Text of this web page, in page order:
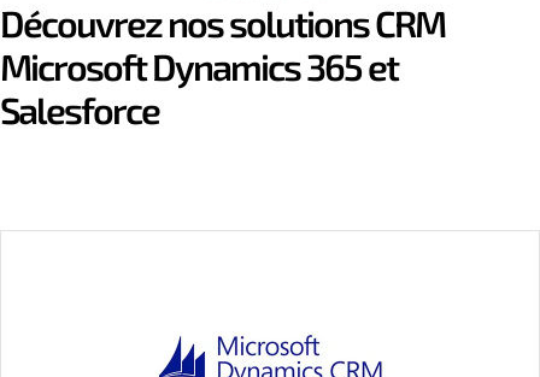
Découvrez nos solutions CRM
Microsoft Dynamics 365 et
Salesforce